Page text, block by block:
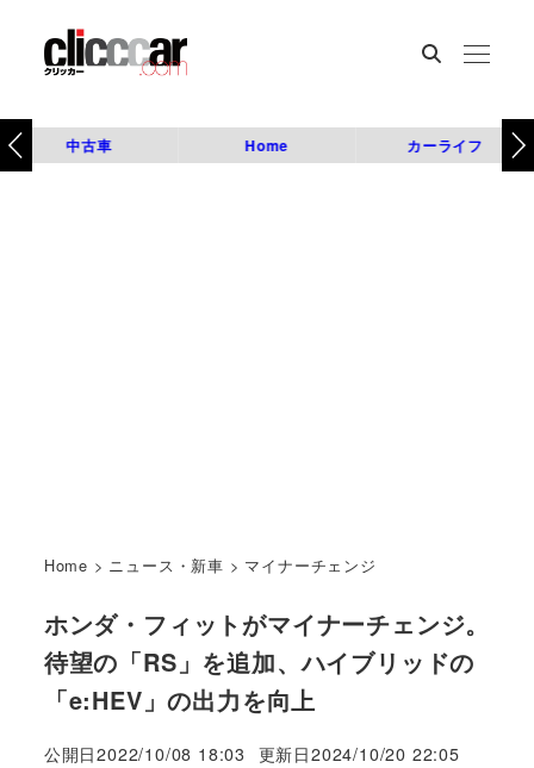
中古車 Home カーライフ
Home > ニュース・新車 > マイナーチェンジ
ホンダ・フィットがマイナーチェンジ。
待望の「RS」を追加、ハイブリッドの
「e:HEV」の出力を向上
公開日2022/10/08 18:03 更新日2024/10/20 22:05